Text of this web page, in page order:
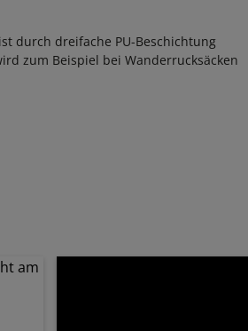
durch dreifache PU-Beschichtung
zum Beispiel bei Wanderrucksäcken